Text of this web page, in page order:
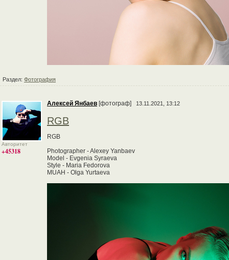
Раздел: Фотография
Авторитет
+45318
Алексей Янбаев [фотограф] 13.11.2021, 13:12
RGB
RGB
Photographer - Alexey Yanbaev
Model - Evgenia Syraeva
Style - Maria Fedorova
MUAH - Olga Yurtaeva